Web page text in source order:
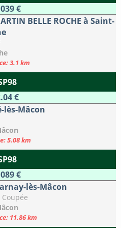
€
BELLE ROCHE à Saint-
3.1 km
€
lès-Mâcon
5.08 km
€
lès-Mâcon
11.86 km